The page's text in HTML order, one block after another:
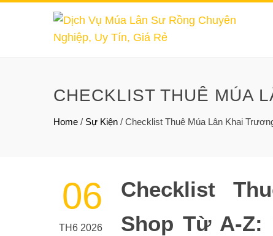
CHECKLIST THUÊ MÚA
Home / Sự Kiện / Checklist Thuê Múa Lân Khai
06
TH6 2026
Checklist
Shop Từ A-